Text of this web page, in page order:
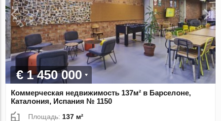
€ 1 450 000
Коммерческая недвижимость 137м² в Барселоне,
Каталония, Испания № 1150
Площадь: 137 м²